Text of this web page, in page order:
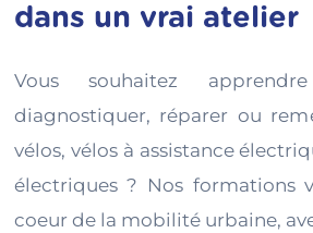
dans un vrai atelier
Vous souhaitez
diagnostiquer, réparer ou
vélos, vélos à assistance
électriques ? Nos formations
coeur de la mobilité urbaine,